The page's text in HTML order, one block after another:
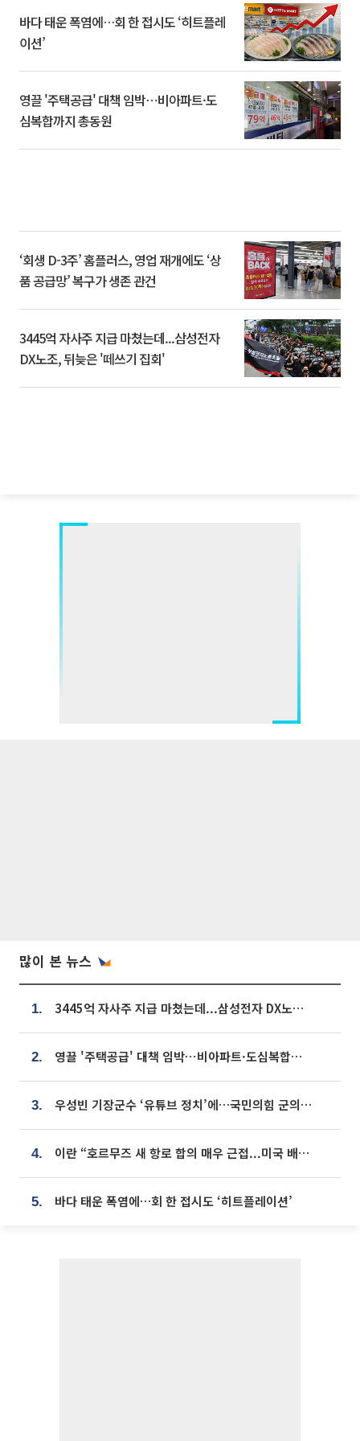
바다 태운 폭염에…회 한 접시도 ‘히트플레
이션’
영끌 '주택공급' 대책 임박⋯비아파트·도
심복합까지 총동원
‘회생 D-3주’ 홈플러스, 영업 재개에도 ‘상
품 공급망’ 복구가 생존 관건
3445억 자사주 지급 마쳤는데...삼성전자
DX노조, 뒤늦은 '떼쓰기 집회'
많이 본 뉴스
1. 3445억 자사주 지급 마쳤는데...삼성전자 DX노조, 뒤늦은 '떼쓰기 집회'
2. 영끌 '주택공급' 대책 임박⋯비아파트·도심복합까지 총동원
3. 우성빈 기장군수 ‘유튜브 정치’에…국민의힘 군의원들 집단 반발
4. 이란 “호르무즈 새 항로 합의 매우 근접...미국 배상 먼저”
5. 바다 태운 폭염에…회 한 접시도 ‘히트플레이션’